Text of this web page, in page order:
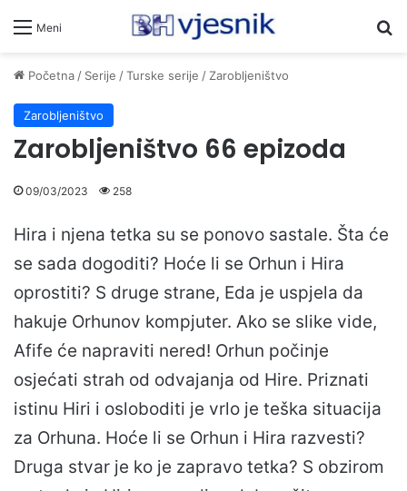
Meni
Početna/ Serije /Turske serije /Zarobljeništvo
Zarobljeništvo
Zarobljeništvo 66 epizoda
09/03/2023 258
Hira i njena tetka su se ponovo sastale. Šta će
se sada dogoditi? Hoće li se Orhun i Hira
oprostiti? S druge strane, Eda je uspjela da
hakuje Orhunov kompjuter. Ako se slike vide,
Afife će napraviti nered! Orhun počinje
osjećati strah od odvajanja od Hire. Priznati
istinu Hiri i osloboditi je vrlo je teška situacija
za Orhuna. Hoće li se Orhun i Hira razvesti?
Druga stvar je ko je zapravo tetka? S obzirom